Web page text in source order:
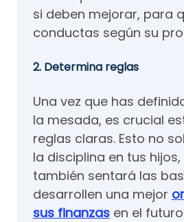
si deben mejorar, para
conductas según su
2. Determina reglas
Una vez que has
la mesada, es crucial
reglas claras. Esto no
la disciplina en tus
también sentará las
desarrollen una mejor
sus finanzas en el